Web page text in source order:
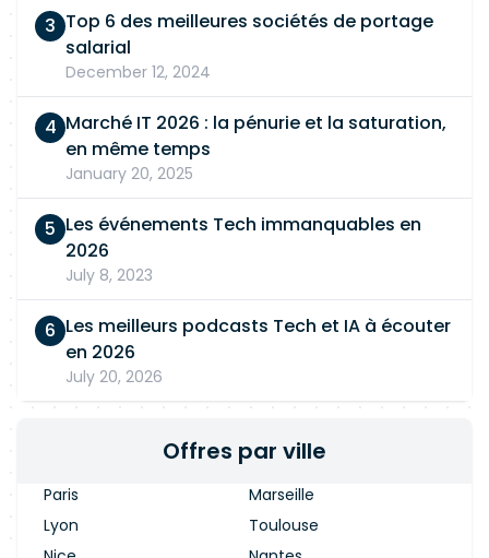
Top 6 des meilleures sociétés de portage
salarial
December 12, 2024
Marché IT 2026 : la pénurie et la saturation,
en même temps
January 20, 2025
Les événements Tech immanquables en
2026
July 8, 2023
Les meilleurs podcasts Tech et IA à écouter
en 2026
July 20, 2026
Offres par ville
Paris
Marseille
Lyon
Toulouse